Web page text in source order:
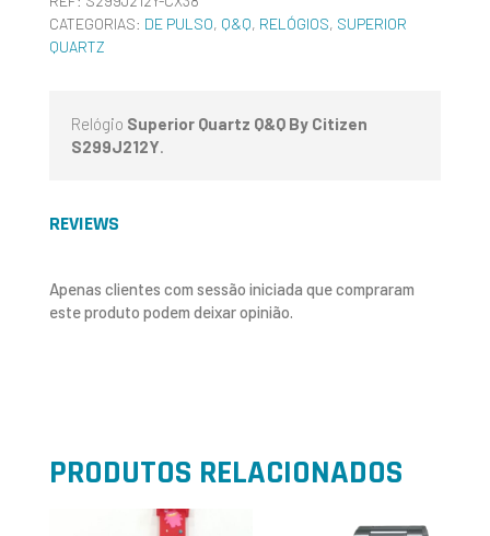
CATEGORIAS: DE PULSO, Q&Q, RELÓGIOS, SUPERIOR
QUARTZ
Relógio Superior Quartz Q&Q By Citizen
S299J212Y.
REVIEWS
Apenas clientes com sessão iniciada que compraram
este produto podem deixar opinião.
PRODUTOS RELACIONADOS